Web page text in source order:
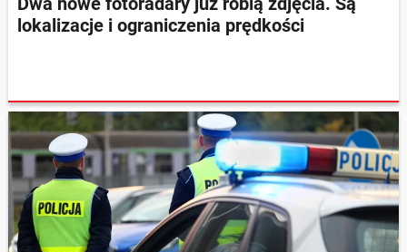
lokalizacje i ograniczenia prędkości